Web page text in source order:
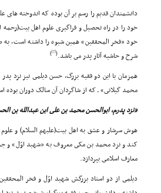
دانشمندان قدیم را رسم بر آن بوده که اندوخته هاى
خود را در راه تحصیل و فراگیرى علوم اهل بیت(رحمه
خود «فخر المحققین» همین شیوه را داشته است،
شرح و حاشیه آثار پدر مى باشد.(
[7]
)
همزمان با این دو فقیه بزرگ، حسن دیلمى نیز نزد
محمد گیلانى» ـ که از شاگردان آن سالک دوران
«نزد پدرم، ابوالحسن محمد بن على ابن عبدالله بن
هوش سرشار و عشق به اهل بیت(علیهم السلام) و
کند و نزد محمد بن مکى معروف به «شهید اوّل» و
معارف اسلامى بپردازد.
دیلمى از دو استاد بزرگش شهید اوّل و فخر